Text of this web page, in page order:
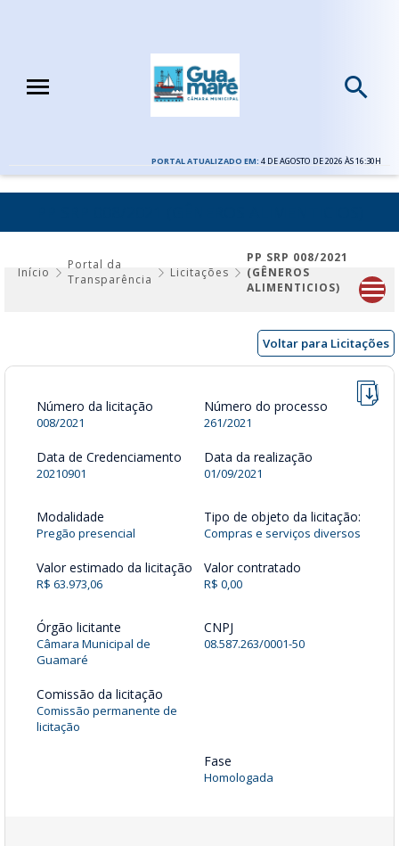
PORTAL ATUALIZADO EM: 4 DE AGOSTO DE 2026 ÀS 16:30H
Início
Portal da
Transparência
Licitações
PP SRP 008/2021
(GÊNEROS
ALIMENTICIOS)
Voltar para Licitações
Número da licitação
008/2021
Número do processo
261/2021
Data de Credenciamento
20210901
Data da realização
01/09/2021
Modalidade
Pregão presencial
Tipo de objeto da licitação:
Compras e serviços diversos
Valor estimado da licitação
R$ 63.973,06
Valor contratado
R$ 0,00
Órgão licitante
Câmara Municipal de
Guamaré
CNPJ
08.587.263/0001-50
Comissão da licitação
Comissão permanente de
licitação
Fase
Homologada